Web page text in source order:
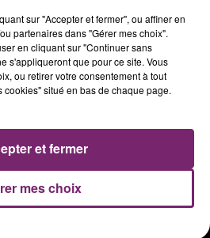
PODCASTS
PUBLICITÉ
Mentions légales
sur "Accepter et fermer", ou affiner en
partenaires dans "Gérer mes choix".
en cliquant sur "Continuer sans
s'appliqueront que pour ce site. Vous
ou retirer votre consentement à tout
situé en bas de chaque page.
mes choix
et fermer